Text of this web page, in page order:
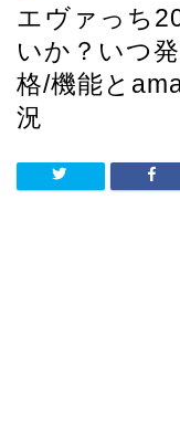
エヴァっち
いか？いつ
格/機能と
況